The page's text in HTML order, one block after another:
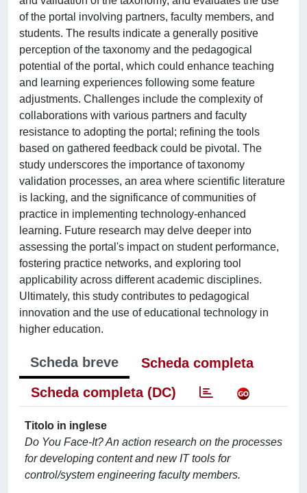
of the portal involving partners, faculty members, and
students. The results indicate a generally positive
perception of the taxonomy and the pedagogical
potential of the portal, which could enhance teaching
and learning experiences following some feature
adjustments. Challenges include the complexity of
collaborations with various partners and faculty
resistance to adopting the portal; refining the tools
based on gathered feedback could be pivotal. The
study underscores the importance of taxonomy
validation processes, an area where scientific literature
is lacking, and the significance of communities of
practice in implementing technology-enhanced
learning. Future research may delve deeper into
assessing the portal's impact on student performance,
fostering practice networks, and exploring tool
applicability across different academic disciplines.
Ultimately, this study contributes to pedagogical
innovation and the use of educational technology in
higher education.
Scheda breve
Scheda completa
Scheda completa (DC)
Titolo in inglese
Do You Face-It? An action research on the processes
for developing content and new IT tools for
control/system engineering faculty members.